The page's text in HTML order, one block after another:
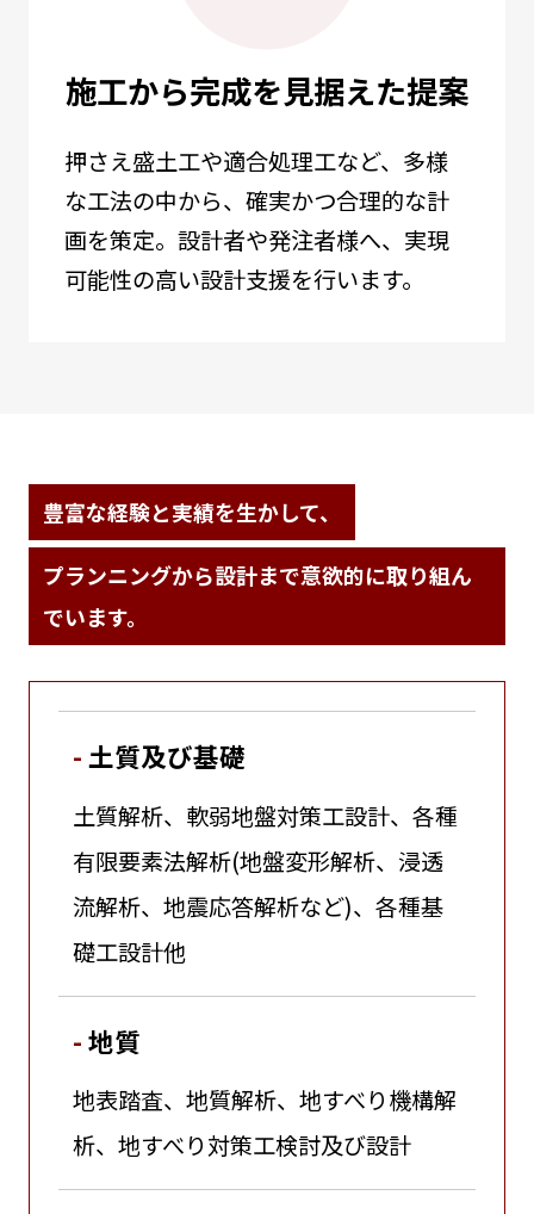
施工から完成を見据えた提案
押さえ盛土工や適合処理工など、多様
な工法の中から、確実かつ合理的な計
画を策定。設計者や発注者様へ、実現
可能性の高い設計支援を行います。
豊富な経験と実績を生かして、
プランニングから設計まで意欲的に取り組ん
でいます。
土質及び基礎
土質解析、軟弱地盤対策工設計、各種
有限要素法解析(地盤変形解析、浸透
流解析、地震応答解析など)、各種基
礎工設計他
地質
地表踏査、地質解析、地すべり機構解
析、地すべり対策工検討及び設計